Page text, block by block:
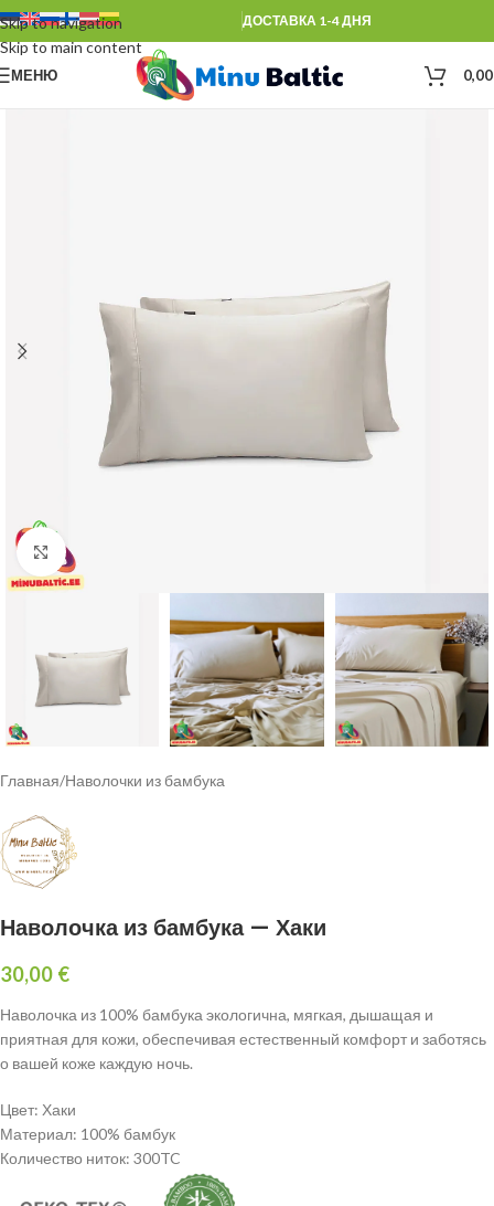
Skip to navigation
Skip to main content
ДОСТАВКА 1-4 ДНЯ
МЕНЮ
Click to enlarge
Главная/Наволочки из бамбука
Наволочка из бамбука — Хаки
30,00 €
Наволочка из 100% бамбука экологична, мягкая, дышащая и
приятная для кожи, обеспечивая естественный комфорт и заботясь
о вашей коже каждую ночь.
Цвет: Хаки
Материал: 100% бамбук
Количество ниток: 300TC